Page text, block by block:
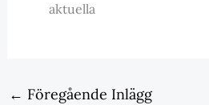
aktuella
← Föregående Inlägg